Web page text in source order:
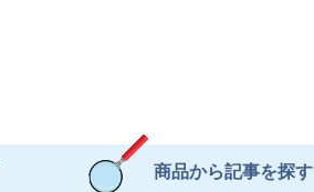
商品から記事を探す